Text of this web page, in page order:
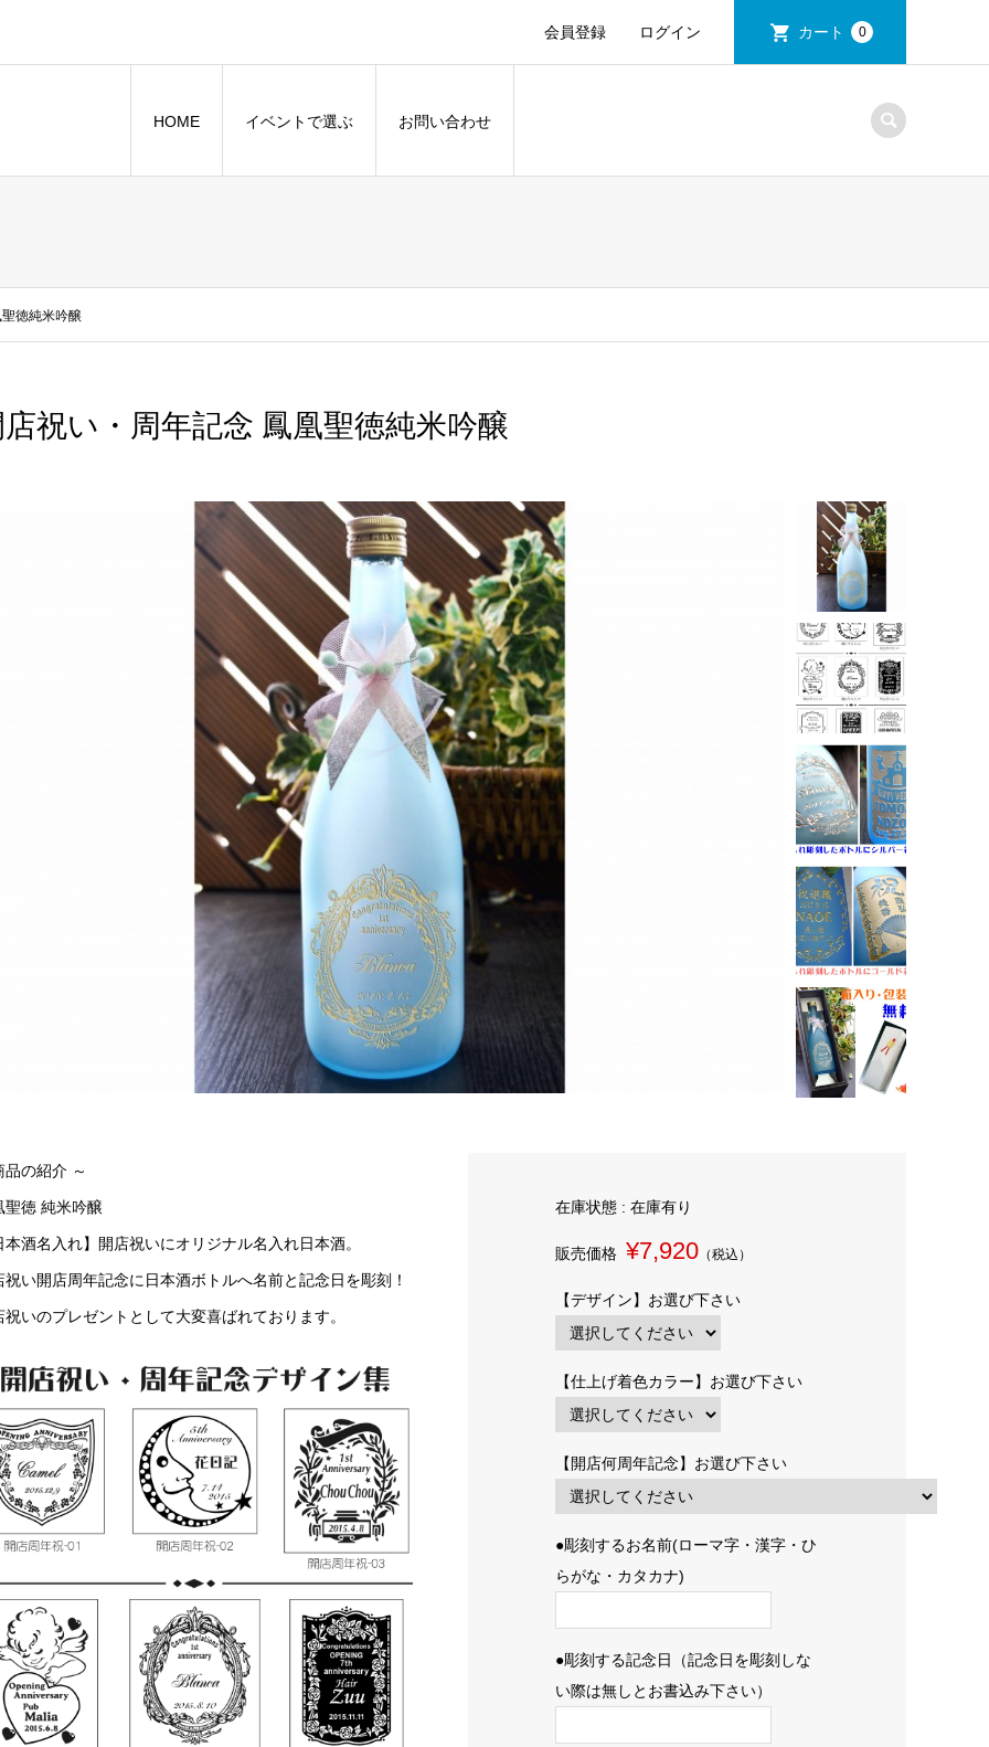
会員登録 ログイン カート 0
HOME イベントで選ぶ お問い合わせ
徳純米吟醸
祝い・周年記念 鳳凰聖徳純米吟醸
品の紹介 ～
聖徳 純米吟醸
本酒名入れ】開店祝いにオリジナル名入れ日本酒。
祝い開店周年記念に日本酒ボトルへ名前と記念日を彫刻！
祝いのプレゼントとして大変喜ばれております。
在庫状態 : 在庫有り
販売価格 ¥7,920 （税込）
【デザイン】お選び下さい
【仕上げ着色カラー】お選び下さい
【開店何周年記念】お選び下さい
●彫刻するお名前(ローマ字・漢字・ひ
らがな・カタカナ)
●彫刻する記念日（記念日を彫刻しな
い際は無しとお書込み下さい）